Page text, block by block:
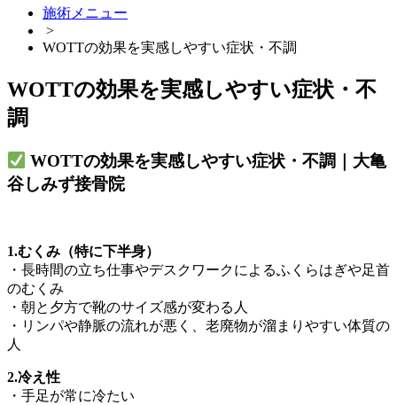
施術メニュー
>
WOTTの効果を実感しやすい症状・不調
WOTTの効果を実感しやすい症状・不
調
WOTTの効果を実感しやすい症状・不調｜大亀
谷しみず接骨院
1.むくみ（特に下半身）
・長時間の立ち仕事やデスクワークによるふくらはぎや足首
のむくみ
・朝と夕方で靴のサイズ感が変わる人
・リンパや静脈の流れが悪く、老廃物が溜まりやすい体質の
人
2.冷え性
・手足が常に冷たい